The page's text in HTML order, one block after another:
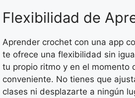
Flexibilidad de
Aprender crochet con una app
te ofrece una flexibilidad sin
tu propio ritmo y en el momento
conveniente. No tienes que
clases ni desplazarte a ningún